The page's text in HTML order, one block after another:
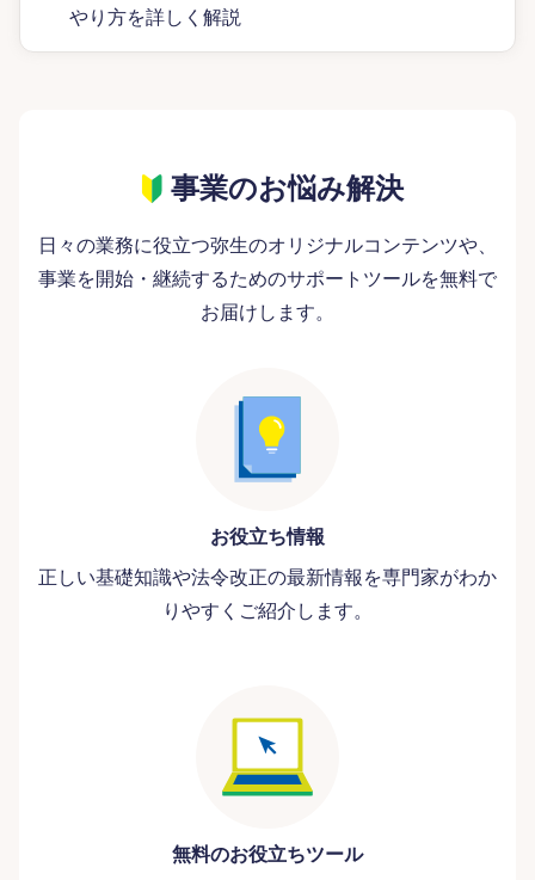
やり方を詳しく解説
事業のお悩み解決
日々の業務に役立つ弥生のオリジナルコンテンツや、
事業を開始・継続するためのサポートツールを無料で
お届けします。
お役立ち情報
正しい基礎知識や法令改正の最新情報を専門家がわか
りやすくご紹介します。
無料のお役立ちツール